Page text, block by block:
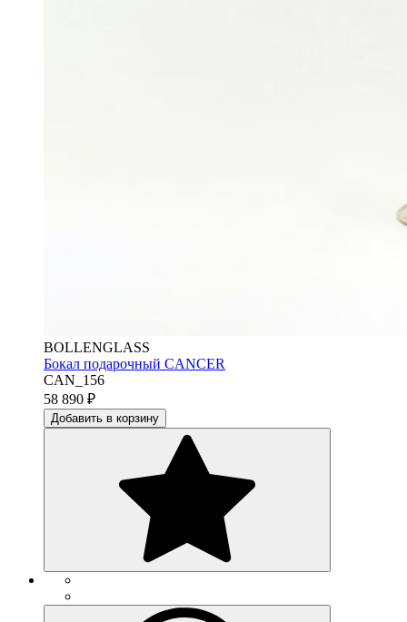
BOLLENGLASS
Бокал подарочный CANCER
CAN_156
58 890 ₽
Добавить в корзину